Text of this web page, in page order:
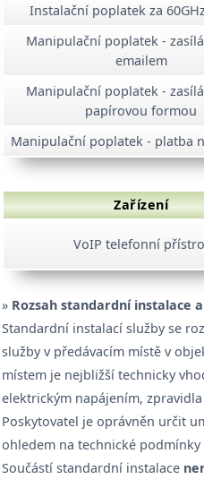
Instalační poplatek za
Manipulační poplatek -
emailem
Manipulační poplatek -
papírovou formou
Manipulační poplatek - platba
Zařízení
VoIP telefonní
» Rozsah standardní instalace
Standardní instalací služby se
služby v předávacím místě v
místem je nejbližší technicky
elektrickým napájením,
Poskytovatel je oprávněn určit
ohledem na technické podmínky
Součástí standardní instalace